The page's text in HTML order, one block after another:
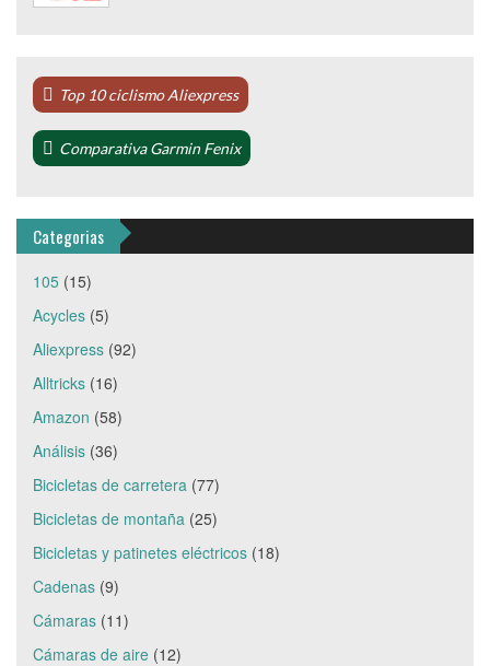
Top 10 ciclismo Aliexpress
Comparativa Garmin Fenix
Categorias
105 (15)
Acycles (5)
Aliexpress (92)
Alltricks (16)
Amazon (58)
Análisis (36)
Bicicletas de carretera (77)
Bicicletas de montaña (25)
Bicicletas y patinetes eléctricos (18)
Cadenas (9)
Cámaras (11)
Cámaras de aire (12)